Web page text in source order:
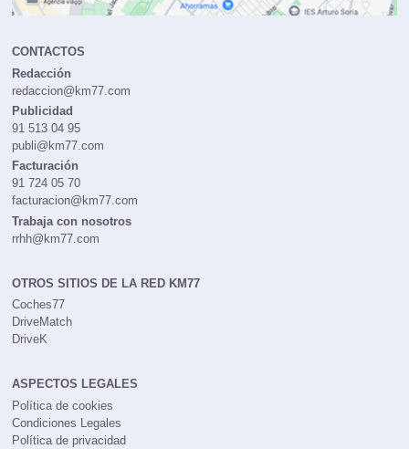
CONTACTOS
Redacción
redaccion@km77.com
Publicidad
91 513 04 95
publi@km77.com
Facturación
91 724 05 70
facturacion@km77.com
Trabaja con nosotros
rrhh@km77.com
OTROS SITIOS DE LA RED KM77
Coches77
DriveMatch
DriveK
ASPECTOS LEGALES
Política de cookies
Condiciones Legales
Política de privacidad